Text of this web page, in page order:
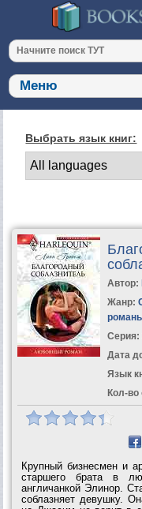
Выбрать язык книг:
Автор:
Жанр:
Серия:
Дата
Язык
Кол-во
Крупный бизнесмен и
старшего брата в
англичанкой Элинор.
соблазняет девушку.